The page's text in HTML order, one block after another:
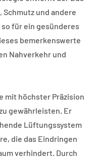
und andere
für ein gesünderes
bemerkenswerte
Nahverkehr und
mit höchster Präzision
gewährleisten. Er
Lüftungssystem
die das Eindringen
verhindert. Durch